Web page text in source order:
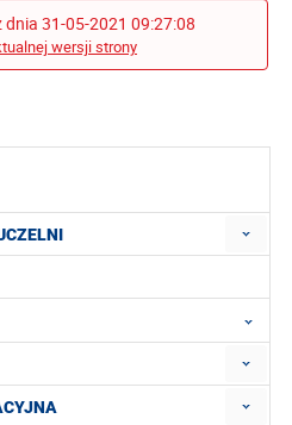
31-05-2021 09:27:08
wersji strony